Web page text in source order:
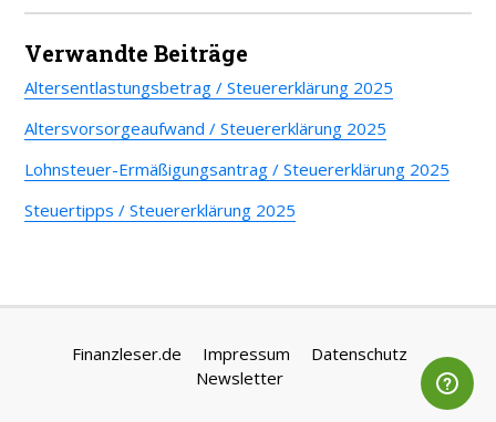
Verwandte Beiträge
Altersentlastungsbetrag / Steuererklärung 2025
Altersvorsorgeaufwand / Steuererklärung 2025
Lohnsteuer-Ermäßigungsantrag / Steuererklärung 2025
Steuertipps / Steuererklärung 2025
Finanzleser.de Impressum
Datenschutz
Newsletter